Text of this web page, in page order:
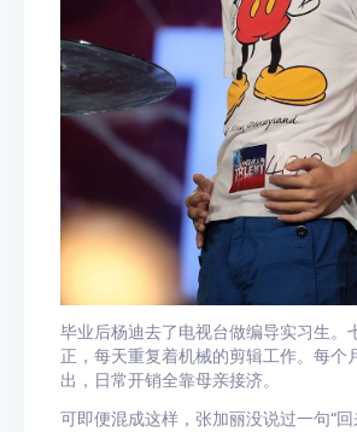
毕业后杨迪去了电视台做编导实习生。
正，每天重复着机械的剪辑工作。每个
出，日常开销全靠母亲接济。
可即便混成这样，张加丽没说过一句“回